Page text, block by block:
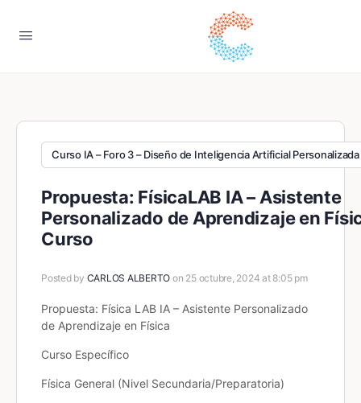
Curso IA – Foro 3 – Diseño de Inteligencia Artificial Personalizada
Propuesta: FísicaLAB IA – Asistente
Personalizado de Aprendizaje en
Curso
Posted by CARLOS ALBERTO on 25 octubre, 2024 at 8:05 pm
Propuesta: Física LAB IA – Asistente Personalizado
de Aprendizaje en Física
Curso Específico
Física General (Nivel Secundaria/Preparatoria)